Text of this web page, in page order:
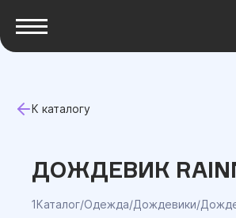
К каталогу
ДОЖДЕВИК
1Каталог/Одежда/Дождевики/